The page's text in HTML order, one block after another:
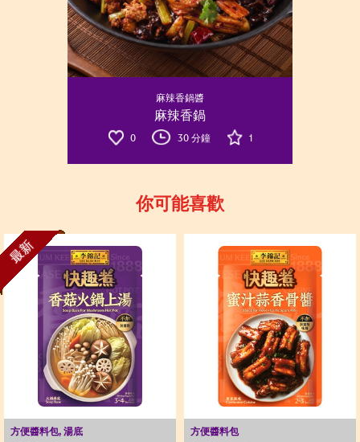
麻辣香鍋醬
麻辣香鍋
0 30 分鐘 1
你可能喜歡
最新
方便醬料包, 湯底
方便醬料包